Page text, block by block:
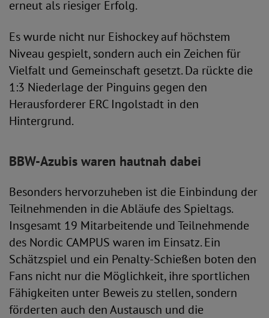
erneut als riesiger Erfolg.
Es wurde nicht nur Eishockey auf höchstem
Niveau gespielt, sondern auch ein Zeichen für
Vielfalt und Gemeinschaft gesetzt. Da rückte die
1:3 Niederlage der Pinguins gegen den
Herausforderer ERC Ingolstadt in den
Hintergrund.
BBW-Azubis waren hautnah dabei
Besonders hervorzuheben ist die Einbindung der
Teilnehmenden in die Abläufe des Spieltags.
Insgesamt 19 Mitarbeitende und Teilnehmende
des Nordic CAMPUS waren im Einsatz. Ein
Schätzspiel und ein Penalty-Schießen boten den
Fans nicht nur die Möglichkeit, ihre sportlichen
Fähigkeiten unter Beweis zu stellen, sondern
förderten auch den Austausch und die